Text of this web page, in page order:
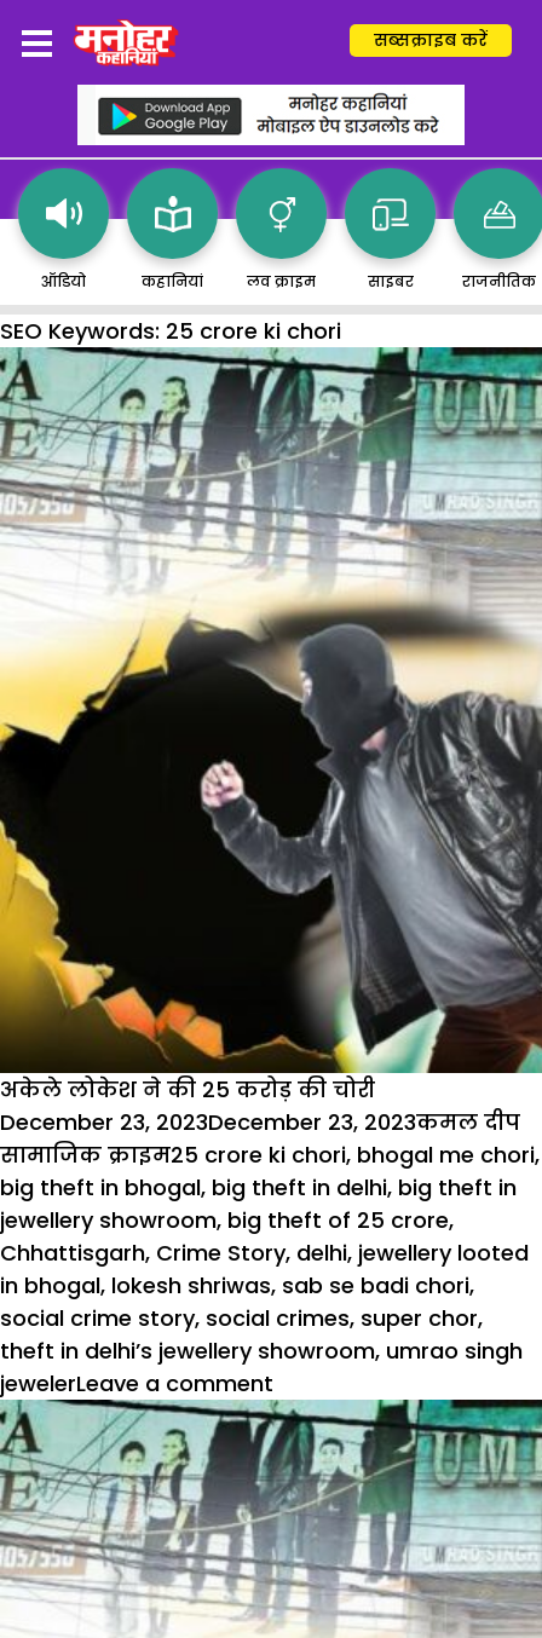
सब्सक्राइब करें
ऑडियो कहानियां लव क्राइम साइबर राजनीतिक
SEO Keywords: 25 crore ki chori
अकेले लोकेश ने की 25 करोड़ की चोरी
Posted
on
December 23, 2023December 23, 2023Author
कमल दीप
सामाजिक क्राइमTags
25 crore ki chori, bhogal me chori,
big theft in bhogal, big theft in delhi, big theft in
jewellery showroom, big theft of 25 crore,
Chhattisgarh, Crime Story, delhi, jewellery looted
in bhogal, lokesh shriwas, sab se badi chori,
social crime story, social crimes, super chor,
theft in delhi’s jewellery showroom, umrao singh
jewelerLeave a comment